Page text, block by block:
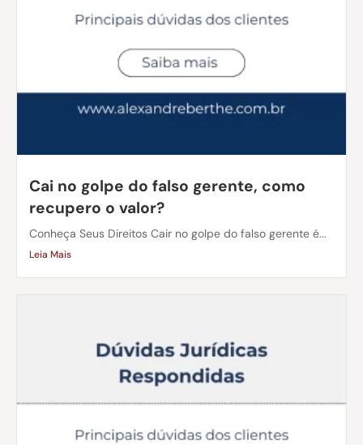
Cai no golpe do falso gerente, como
recupero o valor?
Conheça Seus Direitos Cair no golpe do falso gerente é...
Leia Mais